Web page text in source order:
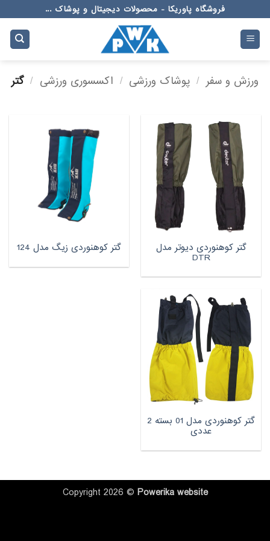
to
content
فروشگاه پاوریکا - محصولات دیجیتال و پوشاک ...
ورزش و سفر / پوشاک ورزشی / اکسسوری ورزشی / گتر
گتر کوهنوردی دیوتر مدل
DTR
گتر کوهنوردی زیگ مدل 124
گتر کوهنوردی مدل 01 بسته‌ 2
عددی
Copyright 2026 © Powerikawebsite